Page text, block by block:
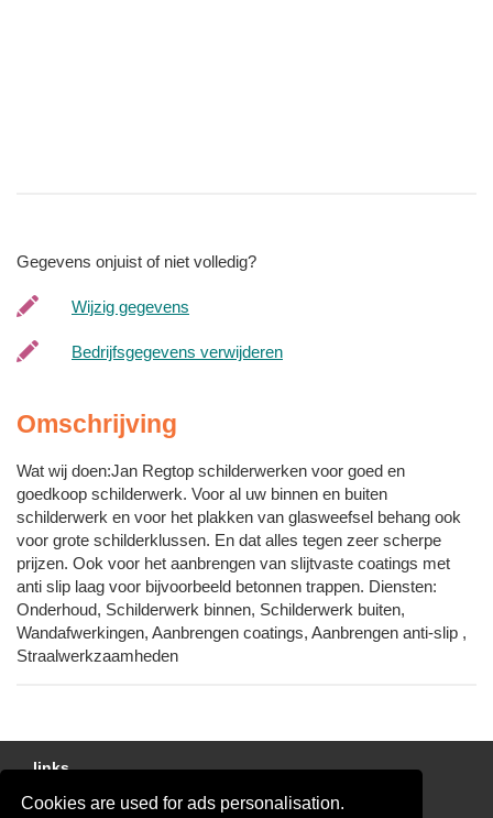
Cookies are used for ads personalisation.
Gegevens onjuist of niet volledig?
Wijzig gegevens
Bedrijfsgegevens verwijderen
Omschrijving
Wat wij doen:Jan Regtop schilderwerken voor goed en
goedkoop schilderwerk. Voor al uw binnen en buiten
schilderwerk en voor het plakken van glasweefsel behang ook
voor grote schilderklussen. En dat alles tegen zeer scherpe
prijzen. Ook voor het aanbrengen van slijtvaste coatings met
anti slip laag voor bijvoorbeeld betonnen trappen. Diensten:
Onderhoud, Schilderwerk binnen, Schilderwerk buiten,
Wandafwerkingen, Aanbrengen coatings, Aanbrengen anti-slip ,
Straalwerkzaamheden
links
Gratis Schilder Offertes Vergelijken